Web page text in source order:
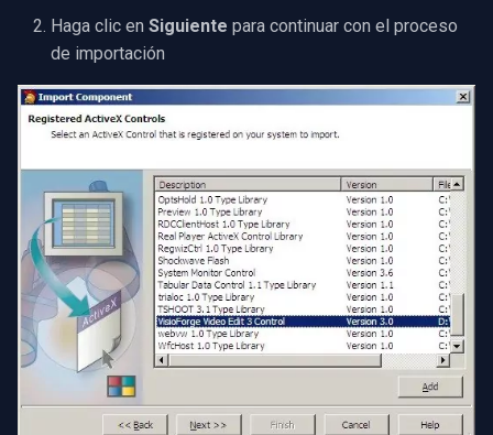
Haga clic en Siguiente para continuar con el proceso
de importación